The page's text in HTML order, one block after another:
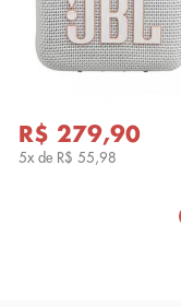
R$ 279,90
5x de R$ 55,98